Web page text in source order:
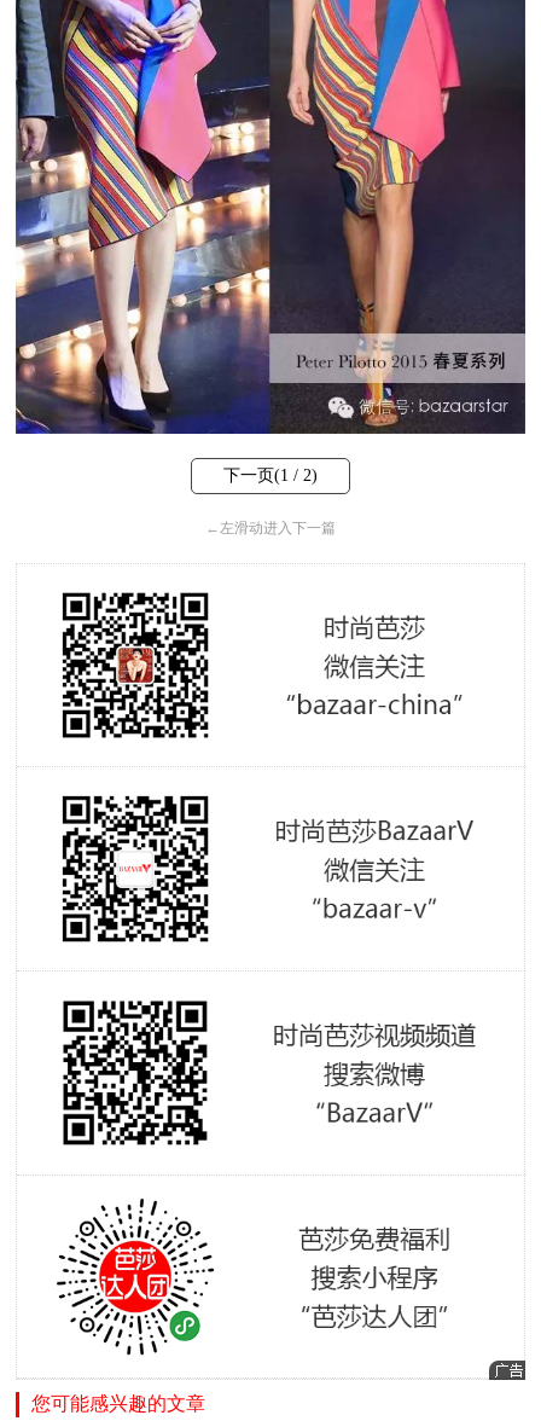
下一页(1 / 2)
← 左滑动进入下一篇
您可能感兴趣的文章